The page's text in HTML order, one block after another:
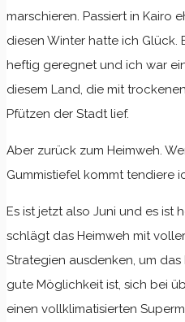
marschieren. Passiert in Kairo
diesen Winter hatte ich Glück.
heftig geregnet und ich war
diesem Land, die mit
Pfützen der Stadt lief.
Aber zurück zum Heimweh.
Gummistiefel kommt tendiere
Es ist jetzt also Juni und es ist
schlägt das Heimweh mit
Strategien ausdenken, um
gute Möglichkeit ist, sich bei
einen vollklimatisierten